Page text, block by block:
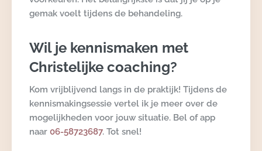
gemak voelt tijdens de behandeling.
Wil je kennismaken met
Christelijke coaching?
Kom vrijblijvend langs in de praktijk! Tijdens de
kennismakingsessie vertel ik je meer over de
mogelijkheden voor jouw situatie. Bel of app
naar 06-58723687. Tot snel!